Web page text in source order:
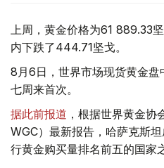
上周，黄金价格为61 889.33
内下跌了444.71坚戈。
8月6日，世界市场现货黄金
七周来首次。
据此前报道 ，根据世界黄金
WGC）最新报告，哈萨克斯
行黄金购买量排名前五的国家